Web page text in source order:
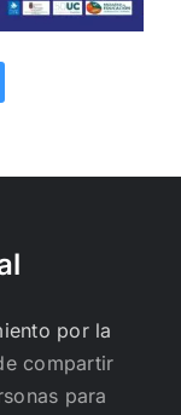
por la
compartir
para